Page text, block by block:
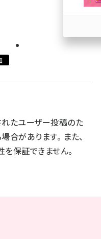
たユーザー投稿のた
合があります。 また、
保証できません。